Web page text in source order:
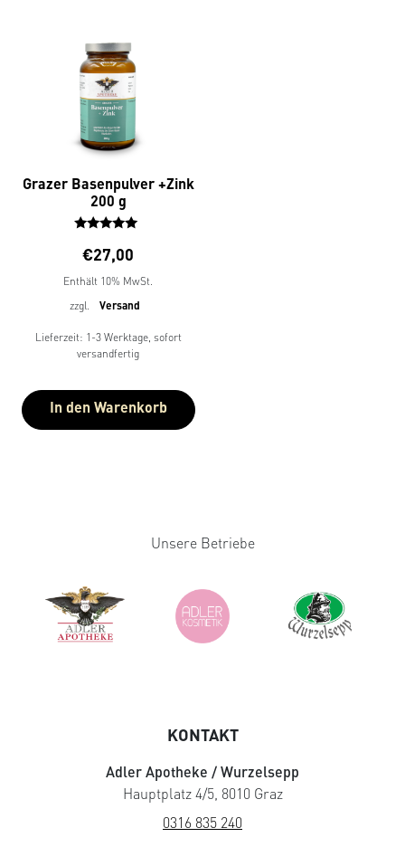
Grazer Basenpulver +Zink
200 g
Bewertet
mit
5.00
von 5
€27,00
Enthält 10% MwSt.
zzgl.
Versand
Lieferzeit: 1-3 Werktage, sofort
versandfertig
In den Warenkorb
Unsere Betriebe
KONTAKT
Adler Apotheke / Wurzelsepp
Hauptplatz 4/5, 8010 Graz
0316 835 240